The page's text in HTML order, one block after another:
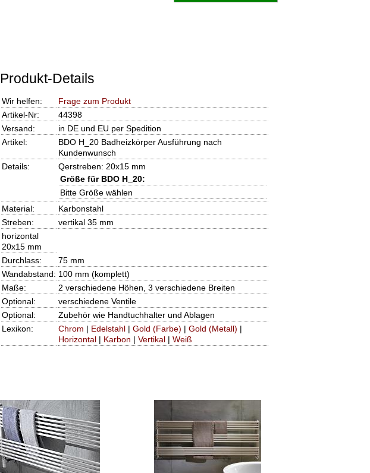
Produkt-Details
Wir helfen:
Frage zum Produkt
Artikel-Nr:
44398
Versand:
in DE und EU per Spedition
Artikel:
BDO H_20 Badheizkörper Ausführung nach
Kundenwunsch
Details:
Qerstreben: 20x15 mm
Größe für BDO H_20:
Bitte Größe wählen
Material:
Karbonstahl
Streben:
vertikal 35 mm
horizontal
20x15 mm
Durchlass:
75 mm
Wandabstand: 100 mm (komplett)
Maße:
2 verschiedene Höhen, 3 verschiedene Breiten
Optional:
verschiedene Ventile
Optional:
Zubehör wie Handtuchhalter und Ablagen
Lexikon:
Chrom | Edelstahl| Gold (Farbe) | Gold (Metall) |
Horizontal| Karbon | Vertikal| Weiß